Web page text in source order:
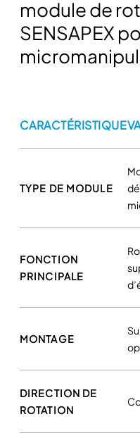
é
d
e
u
e
e
a
t
o
u
p
-
R
module de
SENSAPEX
CARACTÉRISTIQUE
TYPE DE MODULE
FONCTION
PRINCIPALE
MONTAGE
DIRECTION DE
ROTATION